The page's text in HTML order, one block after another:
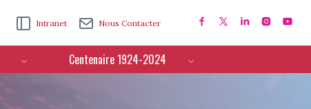
Intranet Nous Contacter
Centenaire 1924-2024